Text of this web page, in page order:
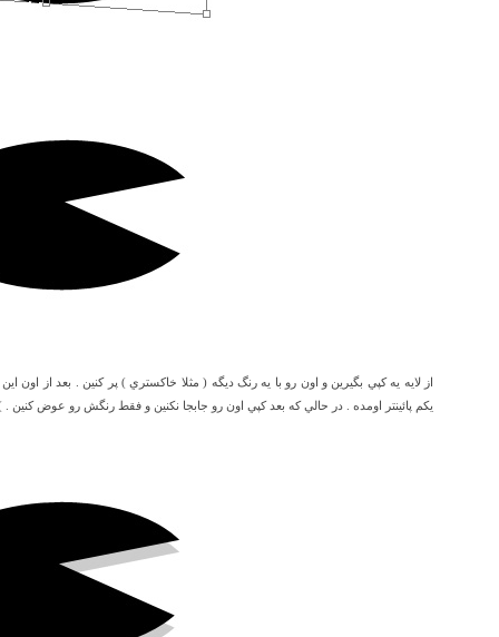
از لايه يه کپي بگيرين و اون رو با يه رنگ ديگه ( مثلا خاکستري ) پر کنين . بعد از اون
يکم پائينتر اومده . در حالي که بعد کپي اون رو جابجا نکنين و فقط رنگش رو عوض کنين .